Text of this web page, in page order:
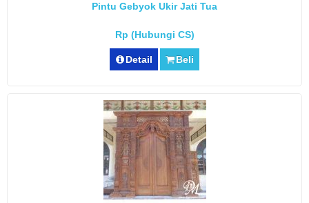
Pintu Gebyok Ukir Jati Tua
Rp (Hubungi CS)
Detail Beli